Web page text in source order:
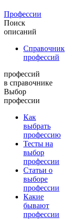
Профессии
Поиск
описаний
Справочник
профессий
профессий
в справочнике
Выбор
профессии
Как
выбрать
профессию
Тесты на
выбор
профессии
Статьи о
выборе
профессии
Какие
бывают
профессии